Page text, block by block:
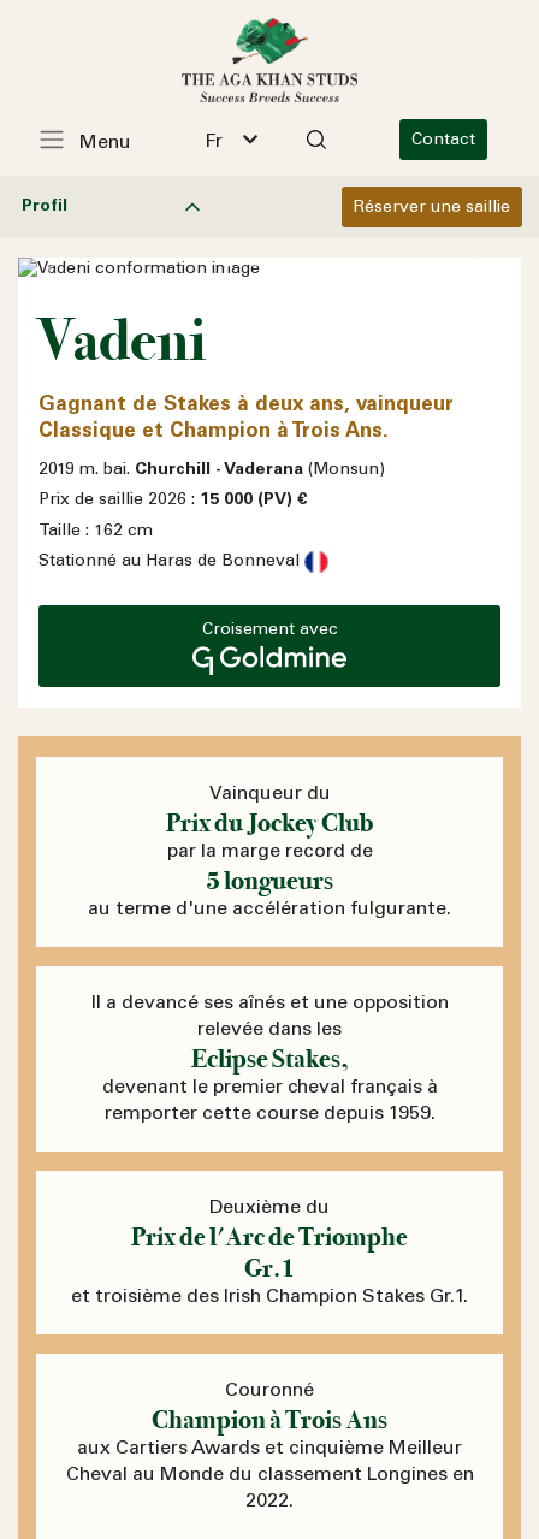
Fr Contact
Menu
Profil Réserver une saillie
Vadeni
Gagnant de Stakes à deux ans, vainqueur
Classique et Champion à Trois Ans.
2019 m. bai. Churchill - Vaderana (Monsun)
Prix de saillie 2026 : 15 000 (PV) €
Taille : 162 cm
Stationné au Haras de Bonneval
Croisement avec
Vainqueur du
Prix du Jockey Club
par la marge record de
5 longueurs
au terme d'une accélération fulgurante.
Il a devancé ses aînés et une opposition
relevée dans les
Eclipse Stakes,
devenant le premier cheval français à
remporter cette course depuis 1959.
Deuxième du
Prix de l'Arc de Triomphe
Gr.1
et troisième des Irish Champion Stakes Gr.1.
Couronné
Champion à Trois Ans
aux Cartiers Awards et cinquième Meilleur
Cheval au Monde du classement Longines en
2022.